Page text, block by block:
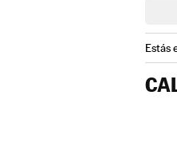
Estás